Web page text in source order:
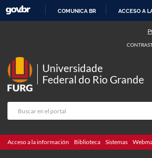
CONTENIDO
COMUNICA BR ACCESO A
Universidade
Federal do Rio Grande
Acceso a la información Biblioteca Sistemas